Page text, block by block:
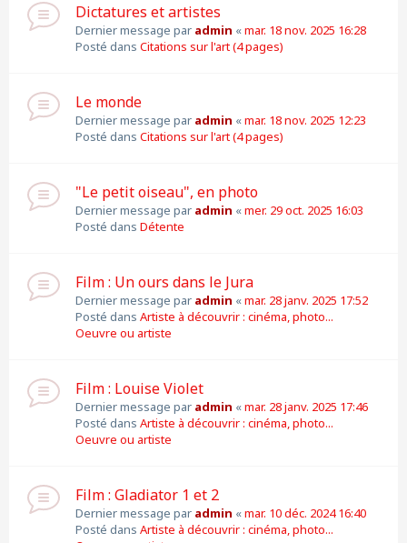
Dictatures et artistes
Dernier message par admin «mar. 18 nov. 2025 16:28
Posté dans Citations sur l'art (4 pages)
Le monde
Dernier message par admin «mar. 18 nov. 2025 12:23
Posté dans Citations sur l'art (4 pages)
"Le petit oiseau", en photo
Dernier message par admin «mer. 29 oct. 2025 16:03
Posté dans Détente
Film : Un ours dans le Jura
Dernier message par admin «mar. 28 janv. 2025 17:52
Posté dans Artiste à découvrir : cinéma, photo...
Oeuvre ou artiste
Film : Louise Violet
Dernier message par admin «mar. 28 janv. 2025 17:46
Posté dans Artiste à découvrir : cinéma, photo...
Oeuvre ou artiste
Film : Gladiator 1 et 2
Dernier message par admin «mar. 10 déc. 2024 16:40
Posté dans Artiste à découvrir : cinéma, photo...